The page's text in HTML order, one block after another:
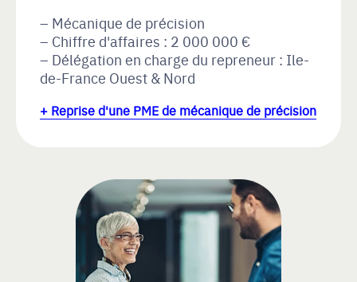
Mécanique de précision
Chiffre d'affaires : 2 000 000 €
Délégation en charge du repreneur : Ile-
de-France Ouest & Nord
+ Reprise d'une PME de mécanique de précision